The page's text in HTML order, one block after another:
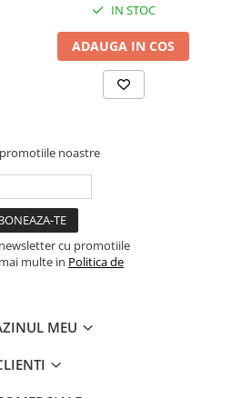
IN STOC
ADAUGA IN COS
noastre
cu promotiile
multe in Politica de
MEU